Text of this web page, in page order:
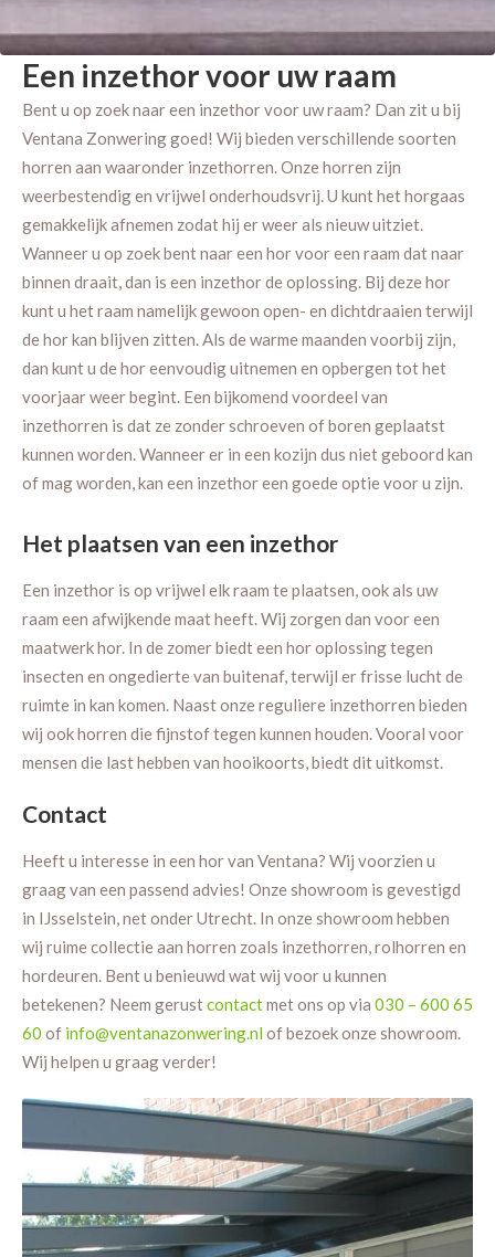
Een inzethor voor uw raam
Bent u op zoek naar een inzethor voor uw raam? Dan zit u bij
Ventana Zonwering goed! Wij bieden verschillende soorten
horren aan waaronder inzethorren. Onze horren zijn
weerbestendig en vrijwel onderhoudsvrij. U kunt het horgaas
gemakkelijk afnemen zodat hij er weer als nieuw uitziet.
Wanneer u op zoek bent naar een hor voor een raam dat naar
binnen draait, dan is een inzethor de oplossing. Bij deze hor
kunt u het raam namelijk gewoon open- en dichtdraaien terwijl
de hor kan blijven zitten. Als de warme maanden voorbij zijn,
dan kunt u de hor eenvoudig uitnemen en opbergen tot het
voorjaar weer begint. Een bijkomend voordeel van
inzethorren is dat ze zonder schroeven of boren geplaatst
kunnen worden. Wanneer er in een kozijn dus niet geboord kan
of mag worden, kan een inzethor een goede optie voor u zijn.
Het plaatsen van een inzethor
Een inzethor is op vrijwel elk raam te plaatsen, ook als uw
raam een afwijkende maat heeft. Wij zorgen dan voor een
maatwerk hor. In de zomer biedt een hor oplossing tegen
insecten en ongedierte van buitenaf, terwijl er frisse lucht de
ruimte in kan komen. Naast onze reguliere inzethorren bieden
wij ook horren die fijnstof tegen kunnen houden. Vooral voor
mensen die last hebben van hooikoorts, biedt dit uitkomst.
Contact
Heeft u interesse in een hor van Ventana? Wij voorzien u
graag van een passend advies! Onze showroom is gevestigd
in IJsselstein, net onder Utrecht. In onze showroom hebben
wij ruime collectie aan horren zoals inzethorren, rolhorren en
hordeuren. Bent u benieuwd wat wij voor u kunnen
betekenen? Neem gerustcontactmet ons op via 030 – 600 65
60 of info@ventanazonwering.nl of bezoek onze showroom.
Wij helpen u graag verder!